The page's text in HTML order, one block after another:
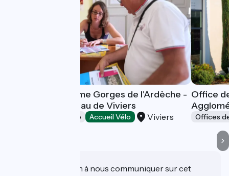
Office de Tourisme Gorges de l'Ardèche -
Pont d'Arc - Bureau de Viviers
Offices de Tourisme Accueil Vélo Viviers
Office
Offices
Une information à nous communiquer sur cet